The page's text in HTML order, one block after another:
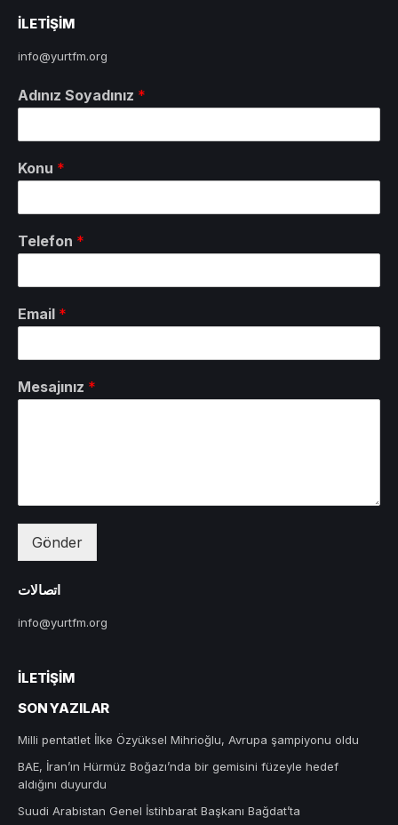
ILETIŞIM
info@yurtfm.org
Adınız Soyadınız *
Konu *
Telefon *
Email *
Mesajınız *
Gönder
اتصالات
info@yurtfm.org
İLETIŞIM
SON YAZILAR
Milli pentatlet İlke Özyüksel Mihrioğlu, Avrupa şampiyonu oldu
BAE, İran’ın Hürmüz Boğazı’nda bir gemisini füzeyle hedef
aldığını duyurdu
Suudi Arabistan Genel İstihbarat Başkanı Bağdat’ta